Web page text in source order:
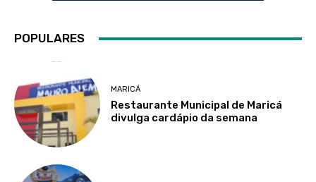
POPULARES
MARICÁ
Restaurante Municipal de Maricá
divulga cardápio da semana